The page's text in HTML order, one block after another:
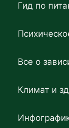
Гид по
Все о
Климат и